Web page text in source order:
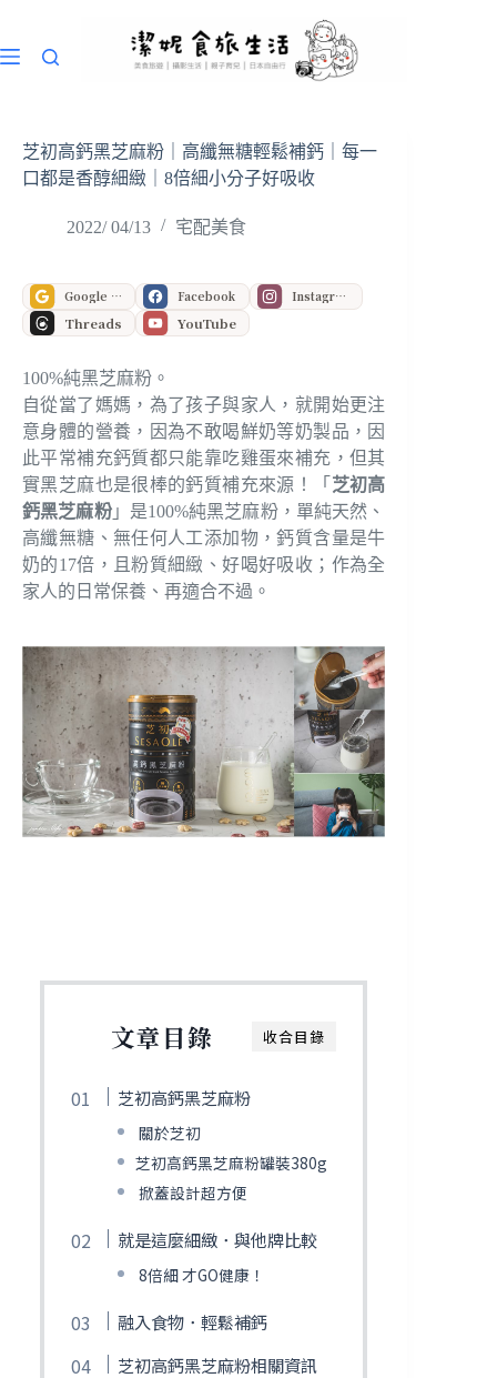
主
芝初高鈣黑芝麻粉｜高纖無糖輕鬆補鈣｜每一
口都是香醇細緻｜8倍細小分子好吸收
2022/ 04/13 宅配美食
Google 偏好來源 Facebook Instagram
Threads YouTube
100%純黑芝麻粉。
自從當了媽媽，為了孩子與家人，就開始更注
意身體的營養，因為不敢喝鮮奶等奶製品，因
此平常補充鈣質都只能靠吃雞蛋來補充，但其
實黑芝麻也是很棒的鈣質補充來源！「 芝初高
鈣黑芝麻粉」是100%純黑芝麻粉，單純天然、
高纖無糖、無任何人工添加物，鈣質含量是牛
奶的17倍，且粉質細緻、好喝好吸收；作為全
家人的日常保養、再適合不過。
收合目錄
文章目錄
芝初高鈣黑芝麻粉
關於芝初
芝初高鈣黑芝麻粉罐裝380g
掀蓋設計超方便
就是這麼細緻．與他牌比較
8倍細 才GO健康！
融入食物．輕鬆補鈣
芝初高鈣黑芝麻粉相關資訊